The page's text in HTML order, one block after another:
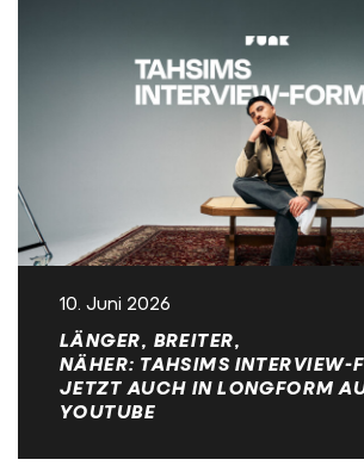
10. Juni 2026
LÄNGER, BREITER,
NÄHER: TAHSIMS INTERVIEW-
JETZT AUCH IN LONGFORM
YOUTUBE